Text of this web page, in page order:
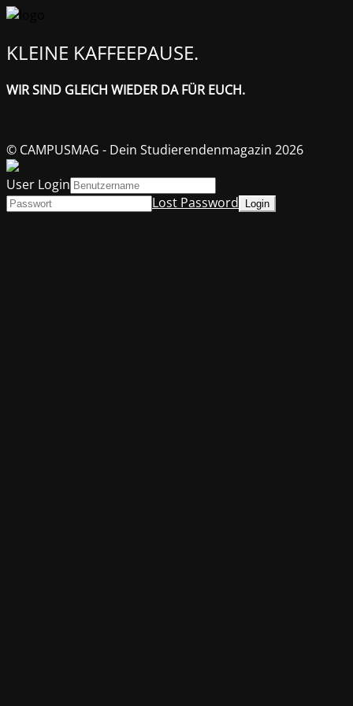
KLEINE KAFFEEPAUSE.
WIR SIND GLEICH WIEDER DA FÜR EUCH.
© CAMPUSMAG - Dein Studierendenmagazin 2026
User Login
Lost Password